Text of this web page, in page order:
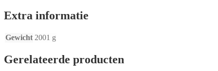
Extra informatie
Gewicht 2001 g
Gerelateerde producten